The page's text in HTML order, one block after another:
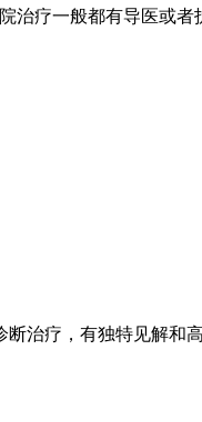
疗一般都有导医或者
治疗，有独特见解和